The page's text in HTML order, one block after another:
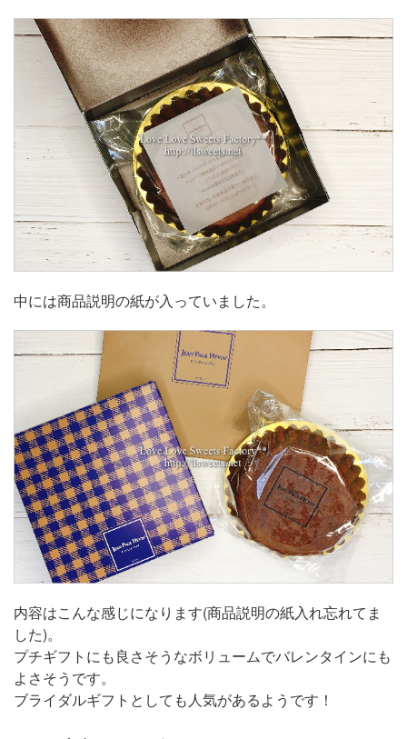
中には商品説明の紙が入っていました。
内容はこんな感じになります(商品説明の紙入れ忘れてま
した)。
プチギフトにも良さそうなボリュームでバレンタインにも
よさそうです。
ブライダルギフトとしても人気があるようです！